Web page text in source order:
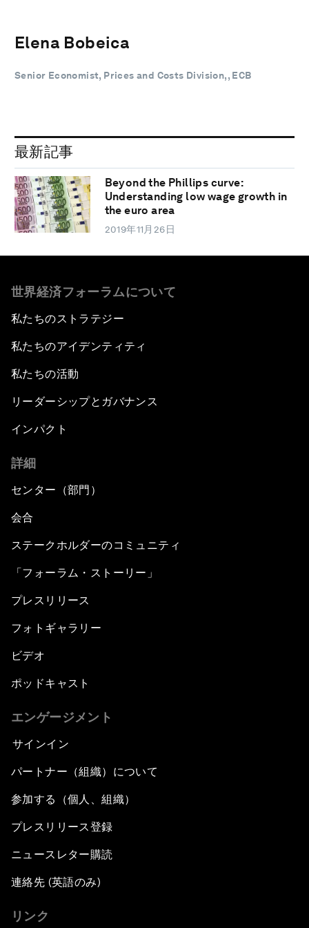
Elena Bobeica
Senior Economist, Prices and Costs Division,, ECB
最新記事
Beyond the Phillips curve:
Understanding low wage growth in
the euro area
2019年11月26日
世界経済フォーラムについて
私たちのストラテジー
私たちのアイデンティティ
私たちの活動
リーダーシップとガバナンス
インパクト
詳細
センター（部門）
会合
ステークホルダーのコミュニティ
「フォーラム・ストーリー」
プレスリリース
フォトギャラリー
ビデオ
ポッドキャスト
エンゲージメント
サインイン
パートナー（組織）について
参加する（個人、組織）
プレスリリース登録
ニュースレター購読
連絡先 (英語のみ)
リンク